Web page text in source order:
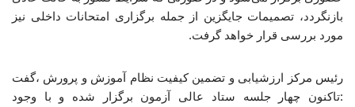
بازنگردد، تصمیمات جایگزین از جمله برگزاری امتحانات داخلی نیز
مورد بررسی قرار خواهد گرفت.
رئیس مرکز ارزشیابی و تضمین کیفیت نظام آموزش و پرورش ،گفت
:تاکنون چهار جلسه ستاد عالی آزمون برگزار شده و با وجود